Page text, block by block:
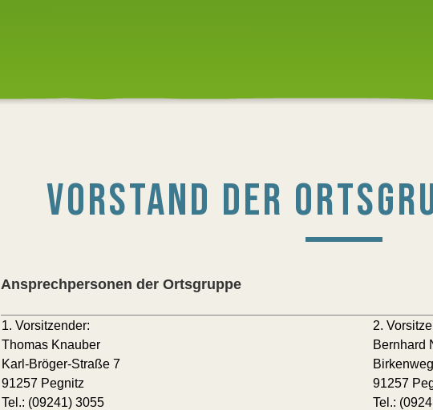
VORSTAND DER
Ansprechpersonen der Ortsgruppe
1. Vorsitzender:
Thomas Knauber
Karl-Bröger-Straße 7
91257 Pegnitz
Tel.: (09241) 3055
2.
Bernhard
91257
Tel.: